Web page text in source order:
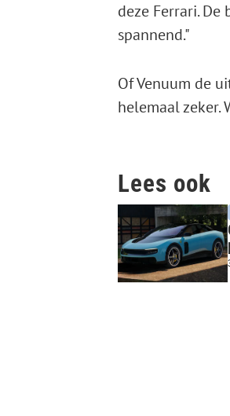
deze Ferrari.
spannend."
Of Venuum de
helemaal zeker.
Lees ook